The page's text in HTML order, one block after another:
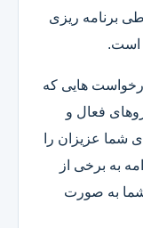
برنامه ریزی
است.
هایی که
فعال و
شما عزیزان را
به برخی از
شما به صورت